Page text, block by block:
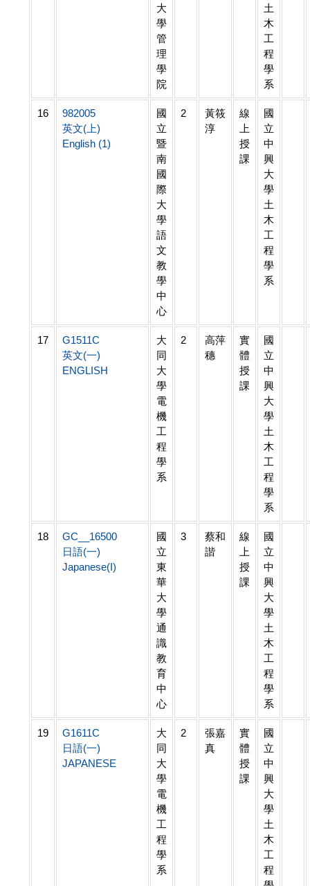
大
學
管
理
學
院
土
木
工
程
學
系
16
982005
英文(上)
English (1)
國
立
暨
南
國
際
大
學
語
文
教
學
中
心
2
黃筱
淳
線
上
授
課
國
立
中
興
大
學
土
木
工
程
學
系
17
G1511C
英文(一)
ENGLISH
大
同
大
學
電
機
工
程
學
系
2
高萍
穗
實
體
授
課
國
立
中
興
大
學
土
木
工
程
學
系
18
GC__16500
日語(一)
Japanese(I)
國
立
東
華
大
學
通
識
教
育
中
心
3
蔡和
諧
線
上
授
課
國
立
中
興
大
學
土
木
工
程
學
系
19
G1611C
日語(一)
JAPANESE
大
同
大
學
電
機
工
程
學
系
2
張嘉
真
實
體
授
課
國
立
中
興
大
學
土
木
工
程